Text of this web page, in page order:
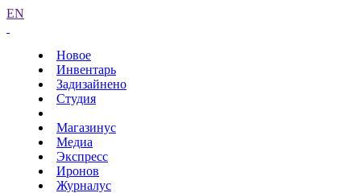
EN
Новое
Инвентарь
Задизайнено
Студия
Магазинус
Медиа
Экспресс
Иронов
Журналус